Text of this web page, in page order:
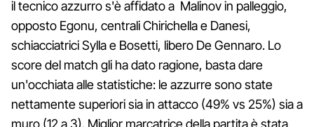
il tecnico azzurro s'è affidato a Malinov in palleggio,
opposto Egonu, centrali Chirichella e Danesi,
schiacciatrici Sylla e Bosetti, libero De Gennaro. Lo
score del match gli ha dato ragione, basta dare
un'occhiata alle statistiche: le azzurre sono state
nettamente superiori sia in attacco (49% vs 25%) sia a
muro (12 a 3). Miglior marcatrice della partita è stata